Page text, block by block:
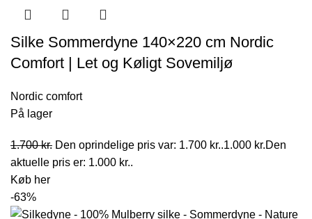
Silke Sommerdyne 140×220 cm Nordic
Comfort | Let og Køligt Sovemiljø
Nordic comfort
På lager
1.700kr. Den oprindelige pris var: 1.700 kr..1.000 kr.Den
aktuelle pris er: 1.000 kr..
Køb her
-63%